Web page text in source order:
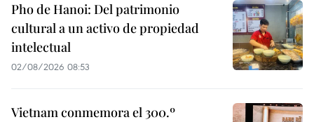
Pho de Hanoi: Del patrimonio
cultural a un activo de propiedad
intelectual
02/08/2026 08:53
Vietnam conmemora el 300.º